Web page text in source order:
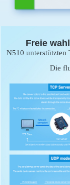
Freie
N510 unterstützten
Die